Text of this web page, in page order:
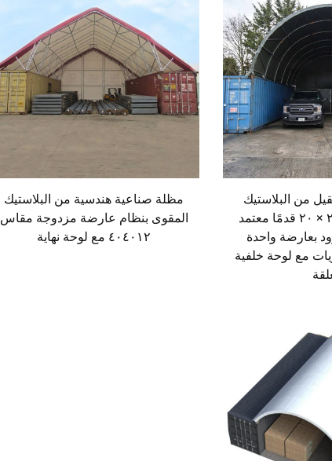
من البلاستيك
المقوى مقاس ٢٠ × ٢٠ قدمًا معتمد
بعارضة واحدة
مع لوحة خلفية
مظلة صناعية هندسية من البلاستيك
المقوى بنظام عارضة مزدوجة مقاس
٤٠٤٠١٢ مع لوحة نهاية